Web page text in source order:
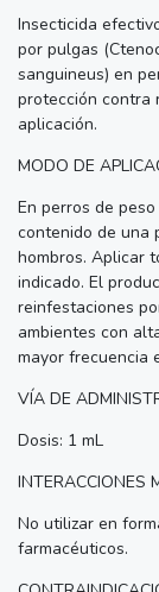
Insecticida
por pulgas
sanguineus) en
protección contra
aplicación.
MODO DE
En perros de
contenido de una
hombros. Aplicar
indicado. El
reinfestaciones
ambientes con
mayor frecuencia
VÍA DE
Dosis: 1 mL
INTERACCIONES
No utilizar en
farmacéuticos.